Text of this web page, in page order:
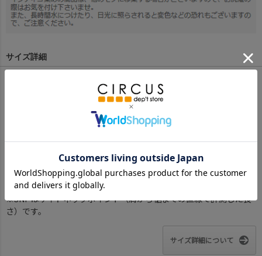
サイズ詳細
110 120
48.5 51.5
45 48 52
身幅
41 43.5 25.5 49 52.5 60
62
44.5 48.5 55.5 55.5 59.5
※BCはバックセンター（首から裾までの後中心）です。
※SNPはサイドネックポイント（肩から裾までの直線で計測した長
さ）です。
サイズ詳細について